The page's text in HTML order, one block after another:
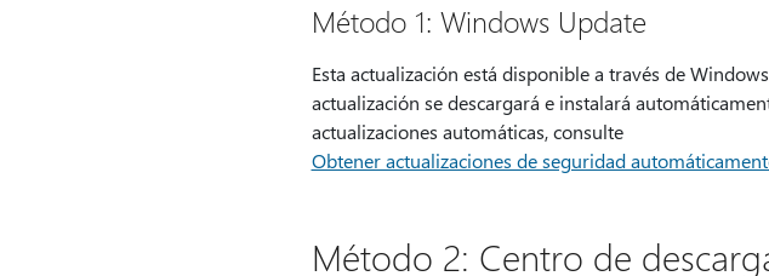
Método 1: Windows Update
Esta actualización está disponible a través de
actualización se descargará e instalará
actualizaciones automáticas, consulte
Obtener actualizaciones de seguridad
Método 2: Centro de